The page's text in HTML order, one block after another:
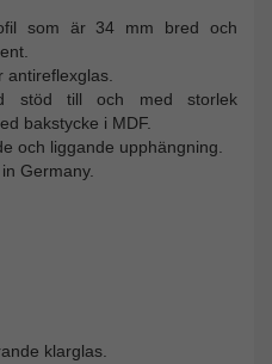
som är 34 mm bred och
antireflexglas.
stöd till och med storlek
bakstycke i MDF.
och liggande upphängning.
Germany.
klarglas.